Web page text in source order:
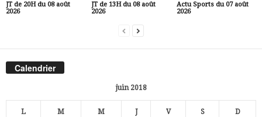
JT de 20H du 08 août
2026
JT de 13H du 08 août
2026
Actu Sports du 07 août
2026
Calendrier
juin 2018
L M M J V S D